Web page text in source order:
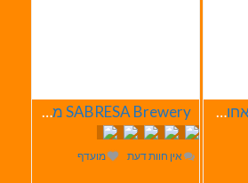
Butchery – בוצ'רי אחוזת הבשר SABRESA Brewery מבשלת שיכר | מבשלת בירה
אין חוות דעת מועדף